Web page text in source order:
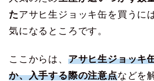
たアサヒ生ジョッキ缶を買うに
気になるところです。
ここからは、 アサヒ生ジョッキ
か、入手する際の注意点などを